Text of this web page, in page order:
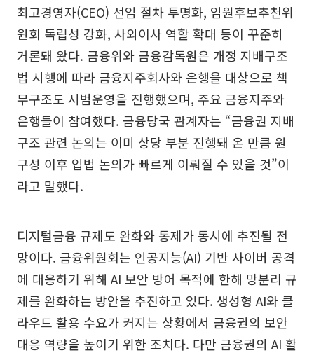
최고경영자(CEO) 선임 절차 투명화, 임원후보추천위
원회 독립성 강화, 사외이사 역할 확대 등이 꾸준히
거론돼 왔다. 금융위와 금융감독원은 개정 지배구조
법 시행에 따라 금융지주회사와 은행을 대상으로 책
무구조도 시범운영을 진행했으며, 주요 금융지주와
은행들이 참여했다. 금융당국 관계자는 “금융권 지배
구조 관련 논의는 이미 상당 부분 진행돼 온 만큼 원
구성 이후 입법 논의가 빠르게 이뤄질 수 있을 것”이
라고 말했다.
디지털금융 규제도 완화와 통제가 동시에 추진될 전
망이다. 금융위원회는 인공지능(AI) 기반 사이버 공격
에 대응하기 위해 AI 보안 방어 목적에 한해 망분리 규
제를 완화하는 방안을 추진하고 있다. 생성형 AI와 클
라우드 활용 수요가 커지는 상황에서 금융권의 보안
대응 역량을 높이기 위한 조치다. 다만 금융권의 AI 활